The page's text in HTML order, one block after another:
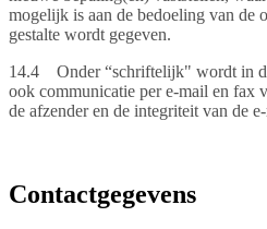
mogelijk is aan de bedoeling van de
gestalte wordt gegeven.
14.4 Onder “schriftelijk" wordt in
ook communicatie per e-mail en fax
de afzender en de integriteit van de
Contactgegevens